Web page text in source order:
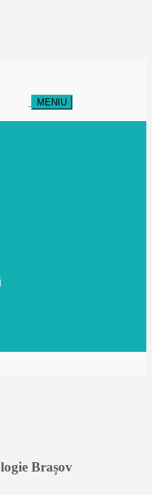
MENIU
Brașov